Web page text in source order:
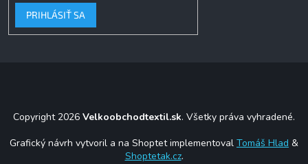
PRIHLÁSIŤ SA
Copyright 2026 Velkoobchodtextil.sk. Všetky práva vyhradené.
Grafický návrh vytvoril a na Shoptet implementoval Tomáš Hlad &
Shoptetak.cz.